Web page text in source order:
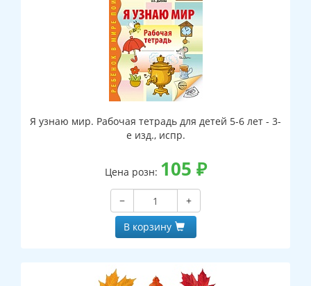
Я узнаю мир. Рабочая тетрадь для детей 5-6 лет - 3-
е изд., испр.
Цена розн: 105 ₽
−
+
В корзину